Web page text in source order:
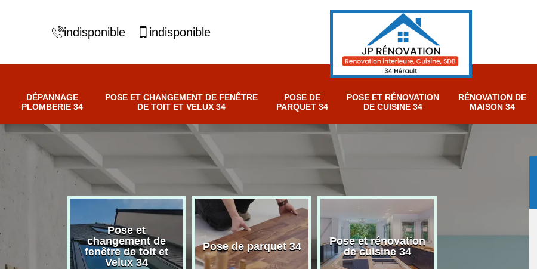
indisponible indisponible
DÉPANNAGE
PLOMBERIE 34
POSE ET CHANGEMENT DE FENÊTRE
DE TOIT ET VELUX 34
POSE DE
PARQUET 34
POSE ET RÉNOVATION
DE CUISINE 34
RÉNOVATION DE
MAISON 34
34
Pose et
changement de
fenêtre de toit et
Velux 34
Pose de parquet 34
Pose et rénovation
de cuisine 34
Rénovation salle